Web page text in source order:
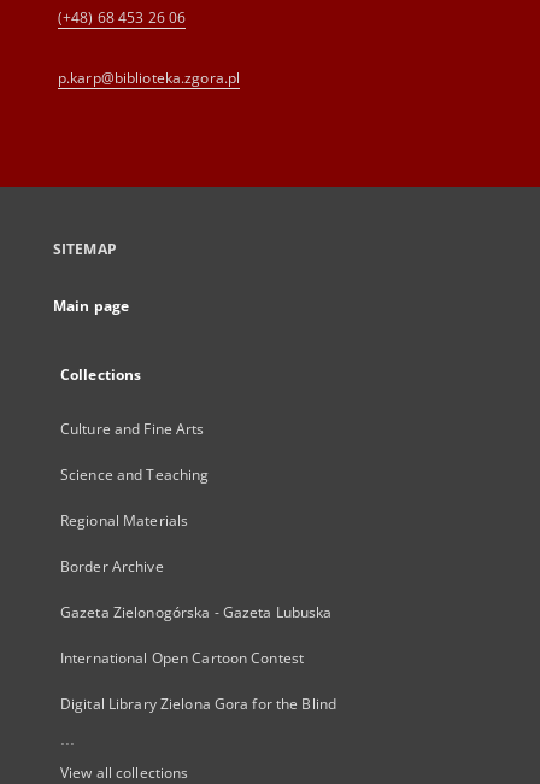
(+48) 68 453 26 06
p.karp@biblioteka.zgora.pl
SITEMAP
Main page
Collections
Culture and Fine Arts
Science and Teaching
Regional Materials
Border Archive
Gazeta Zielonogórska - Gazeta Lubuska
International Open Cartoon Contest
Digital Library Zielona Gora for the Blind
...
View all collections